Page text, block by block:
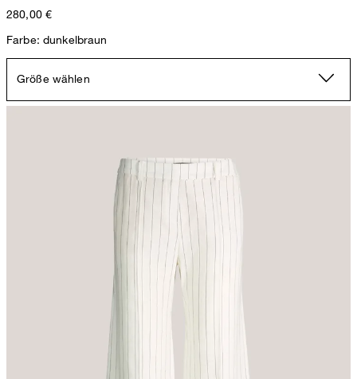
280,00 €
Farbe: dunkelbraun
Größe wählen